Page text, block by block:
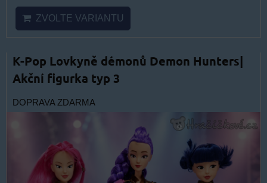
ZVOLTE VARIANTU
K-Pop Lovkyně démonů Demon Hunters|
Akční figurka typ 3
DOPRAVA ZDARMA